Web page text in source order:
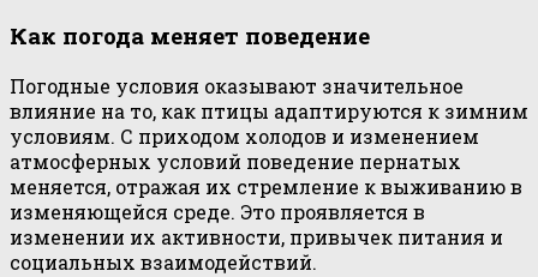
Как погода меняет поведение
Погодные условия оказывают значительное
влияние на то, как птицы адаптируются к зимним
условиям. С приходом холодов и изменением
атмосферных условий поведение пернатых
меняется, отражая их стремление к выживанию в
изменяющейся среде. Это проявляется в
изменении их активности, привычек питания и
социальных взаимодействий.